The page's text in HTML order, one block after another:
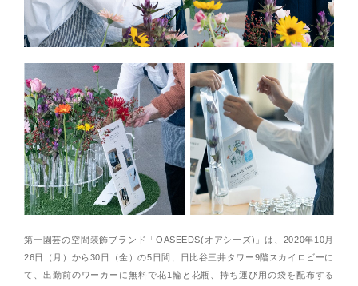
第一園芸の空間装飾ブランド「OASEEDS(オアシーズ)」は、2020年10月
26日（月）から30日（金）の5日間、日比谷三井タワー9階スカイロビーに
て、出勤前のワーカーに無料で花1輪と花瓶、持ち運び用の袋を配布する